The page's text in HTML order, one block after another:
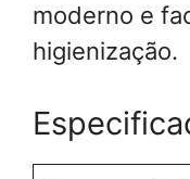
moderno e
higienização.